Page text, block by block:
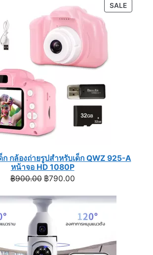
฿1,190.00. ฿990.00.
SALE
ON
ก กล้องถ่ายรูปสำหรับเด็ก QWZ 925-A
หน้าจอ HD 1080P
฿900.00 Original
was:
฿900.00.
฿790.00Current
is:
฿790.00.